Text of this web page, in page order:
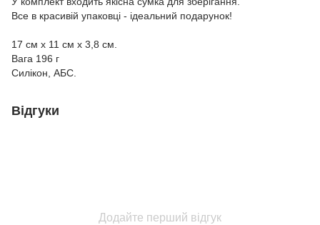
Все в красивій упаковці - ідеальний подарунок!
17 см x 11 см x 3,8 см.
Вага 196 г
Силікон, АБС.
Відгуки
Додайте перший відгук